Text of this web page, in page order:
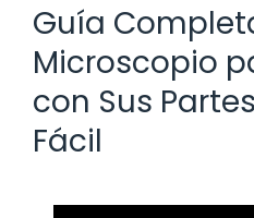
Guía
Microscopio
con Sus
Fácil